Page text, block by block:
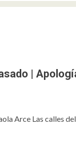
|
Arce Las calles del